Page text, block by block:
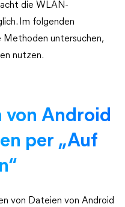
die WLAN-
Im folgenden
untersuchen,
nutzen.
von Android
per „Auf
von Dateien von Android